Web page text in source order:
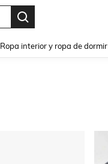
Ropa interior y ropa de dormir